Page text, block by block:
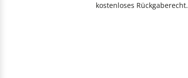
kostenloses Rückgaberecht.